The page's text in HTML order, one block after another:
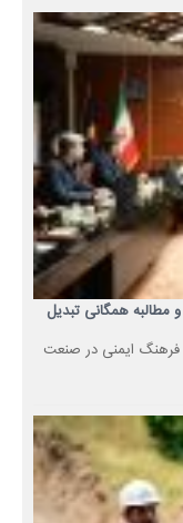
همگانی تبدیل
فرهنگ ایمنی در صنعت